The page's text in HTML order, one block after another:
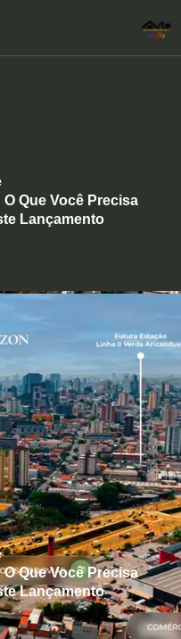
Que Você Precisa
Lançamento
Que Você Precisa
Lançamento